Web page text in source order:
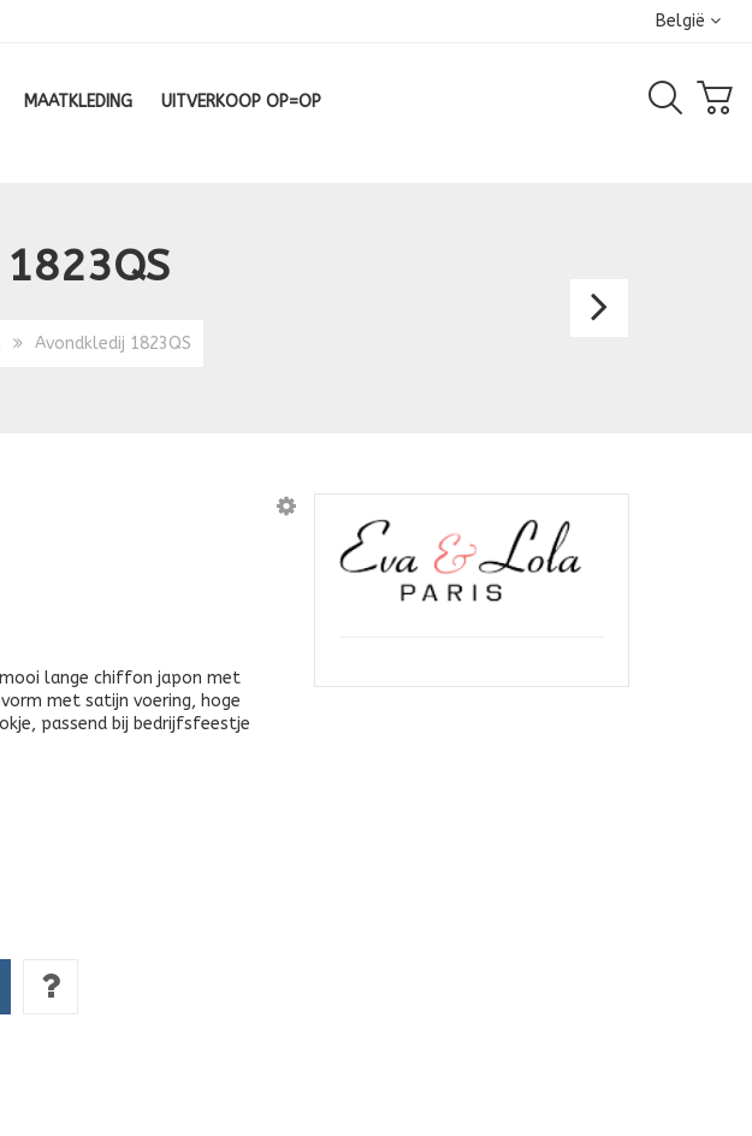
België
MAATKLEDING UITVERKOOP OP=OP
1823QS
Avondkledij 1823QS
lange chiffon japon met
met satijn voering, hoge
passend bij bedrijfsfeestje